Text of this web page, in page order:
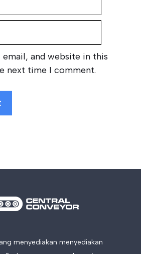
email, and website in this
next time I comment.
menyediakan menyediakan